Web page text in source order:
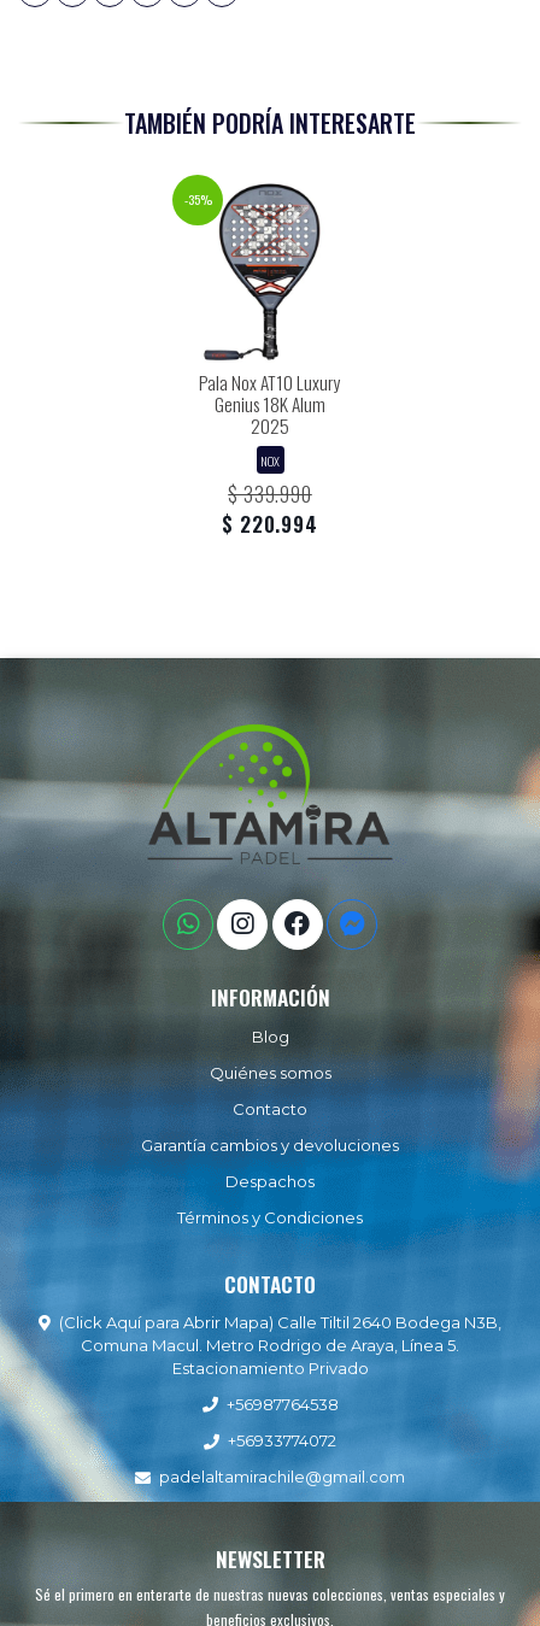
TAMBIÉN PODRÍA INTERESARTE
-35%
Pala Nox AT10 Luxury
Genius 18K Alum
2025
NOX
$ 339.990
$ 220.994
INFORMACIÓN
Blog
Quiénes somos
Contacto
Garantía cambios y devoluciones
Despachos
Términos y Condiciones
CONTACTO
(Click Aquí para Abrir Mapa) Calle Tiltil 2640 Bodega N3B,
Comuna Macul. Metro Rodrigo de Araya, Línea 5.
Estacionamiento Privado
+56987764538
+56933774072
padelaltamirachile@gmail.com
NEWSLETTER
Sé el primero en enterarte de nuestras nuevas colecciones, ventas especiales y
beneficios exclusivos.